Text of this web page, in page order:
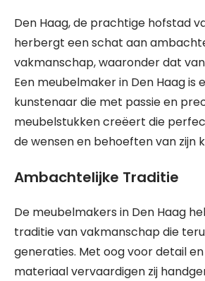
Den Haag, de prachtige hofstad
herbergt een schat aan
vakmanschap, waaronder dat
Een meubelmaker in Den Haag is
kunstenaar die met passie en
meubelstukken creëert die
de wensen en behoeften van zijn
Ambachtelijke Traditie
De meubelmakers in Den Haag
traditie van vakmanschap die
generaties. Met oog voor detail
materiaal vervaardigen zij